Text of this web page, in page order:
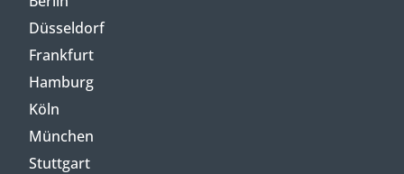
Düsseldorf
Frankfurt
Hamburg
Köln
München
Stuttgart